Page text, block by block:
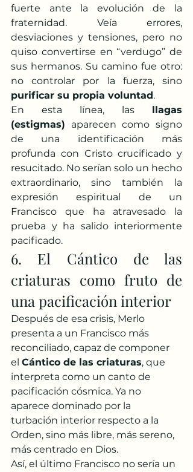
fuerte ante la evolución de la
fraternidad. Veía errores,
desviaciones y tensiones, pero no
quiso convertirse en “verdugo” de
sus hermanos. Su camino fue otro:
purificar su propia voluntad.
En esta línea, las llagas
(estigmas) aparecen como signo
de una identificación más
profunda con Cristo crucificado y
resucitado. No serían solo un hecho
extraordinario, sino también la
expresión espiritual de un
Francisco que ha atravesado la
prueba y ha salido interiormente
pacificado.
6. El Cántico de las
criaturas como fruto de
una pacificación interior
Después de esa crisis, Merlo
presenta a un Francisco más
reconciliado, capaz de componer
el Cántico de las criaturas, que
interpreta como un canto de
pacificación cósmica. Ya no
aparece dominado por la
turbación interior respecto a la
Orden, sino más libre, más sereno,
más centrado en Dios.
Así, el último Francisco no sería un